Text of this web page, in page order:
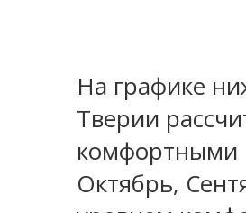
На графике
Тверии
комфортными
Октябрь,